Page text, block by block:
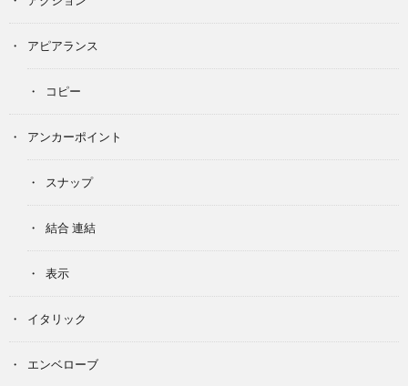
アピアランス
コピー
アンカーポイント
スナップ
結合 連結
表示
イタリック
エンベローブ